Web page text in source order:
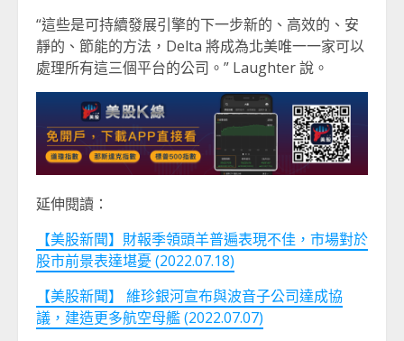
“這些是可持續發展引擎的下一步新的、高效的、安
靜的、節能的方法，Delta 將成為北美唯一一家可以
處理所有這三個平台的公司。” Laughter 說。
延伸閱讀：
【美股新聞】財報季領頭羊普遍表現不佳，市場對於
股市前景表達堪憂 (2022.07.18)
【美股新聞】 維珍銀河宣布與波音子公司達成協
議，建造更多航空母艦 (2022.07.07)